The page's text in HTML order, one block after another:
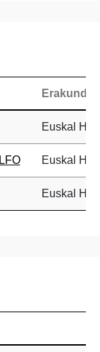
Erakundea
Euskal
Euskal
Euskal